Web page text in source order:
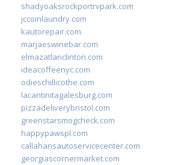
shadyoaksrockportrvpark.com
jccoinlaundry.com
kautorepair.com
marjaeswinebar.com
elmazatlanclinton.com
ideacoffeenyc.com
odieschillicothe.com
lacantinitagalesburg.com
pizzadeliverybristol.com
greenstarsmogcheck.com
happypawspl.com
callahansautoservicecenter.com
georgiascornermarket.com